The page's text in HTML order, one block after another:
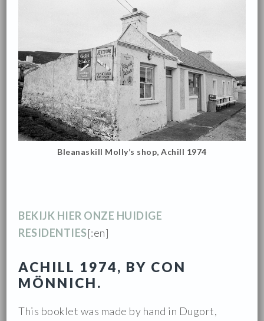
Bleanaskill Molly’s shop, Achill 1974
BEKIJK HIER ONZE HUIDIGE
RESIDENTIES[:en]
ACHILL 1974, BY CON
MÖNNICH.
This booklet was made by hand in Dugort,